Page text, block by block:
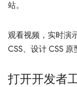
站。
观看视频，实时演
CSS、设计 CSS
打开开发者